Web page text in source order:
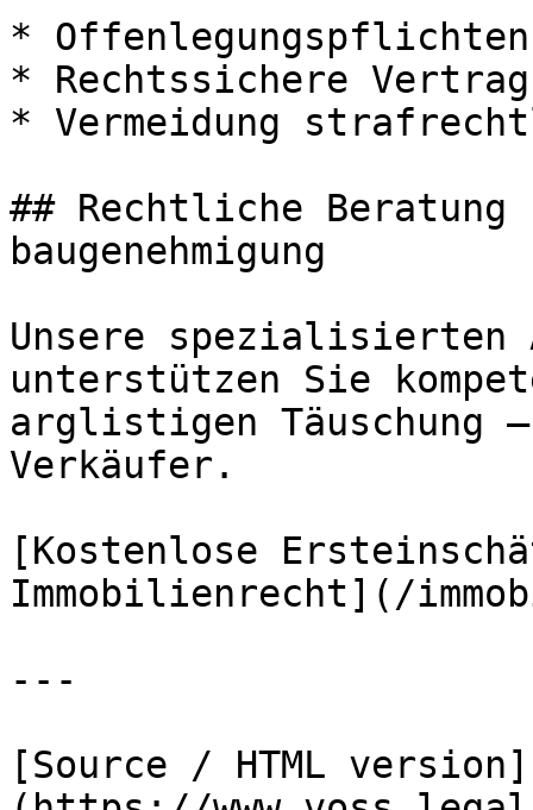
* Offenlegungspflichten
* Rechtssichere
* Vermeidung
## Rechtliche Beratung
baugenehmigung
Unsere spezialisierten
unterstützen Sie
arglistigen Täuschung
Verkäufer.
[Kostenlose
Immobilienrecht](/
---
[Source / HTML version]